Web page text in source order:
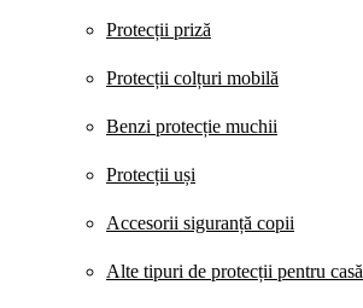
Protecții priză
Protecții colțuri mobilă
Benzi protecție muchii
Protecții uși
Accesorii siguranță copii
Alte tipuri de protecții pentru casă